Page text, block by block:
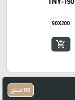
90X200
add_shopping_cart
110 منتج